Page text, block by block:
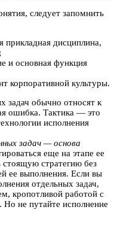
следует запомнить
прикладная дисциплина,
и основная функция
корпоративной культуры.
задач обычно относят к
ошибка. Тактика — это
исполнения
задач — основа
еще на этапе ее
стратегию без
ее выполнения. Если вы
отдельных задач,
кропотливой работой с
Но не путайте исполнение